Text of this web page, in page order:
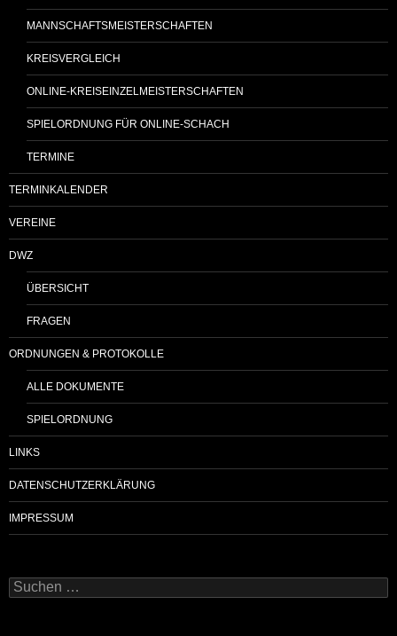
MANNSCHAFTSMEISTERSCHAFTEN
KREISVERGLEICH
ONLINE-KREISEINZELMEISTERSCHAFTEN
SPIELORDNUNG FÜR ONLINE-SCHACH
TERMINE
TERMINKALENDER
VEREINE
DWZ
ÜBERSICHT
FRAGEN
ORDNUNGEN & PROTOKOLLE
ALLE DOKUMENTE
SPIELORDNUNG
LINKS
DATENSCHUTZERKLÄRUNG
IMPRESSUM
Suchen
nach: